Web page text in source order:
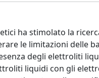
ha stimolato la
le limitazioni delle
degli elettroliti
liquidi con gli